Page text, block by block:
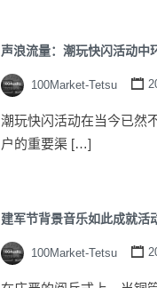
声浪流量：潮玩快闪活动中
100Market-Tetsu
潮玩快闪活动在当今已然
户的重要渠 […]
建军节背景音乐如此成就活
100Market-Tetsu